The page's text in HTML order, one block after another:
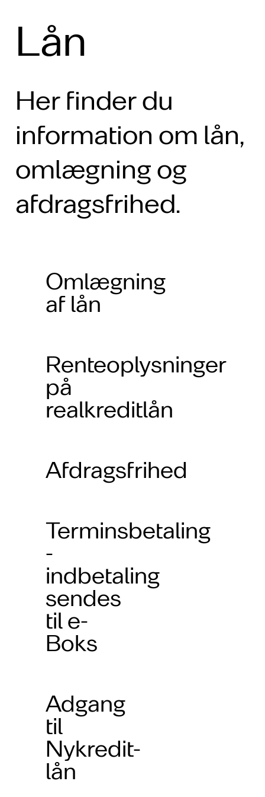
Lån
Her finder du
information om lån,
omlægning og
afdragsfrihed.
Omlægning
af lån
Renteoplysninger
på
realkreditlån
Afdragsfrihed
Terminsbetaling
-
indbetaling
sendes
til e-
Boks
Adgang
til
Nykredit-
lån